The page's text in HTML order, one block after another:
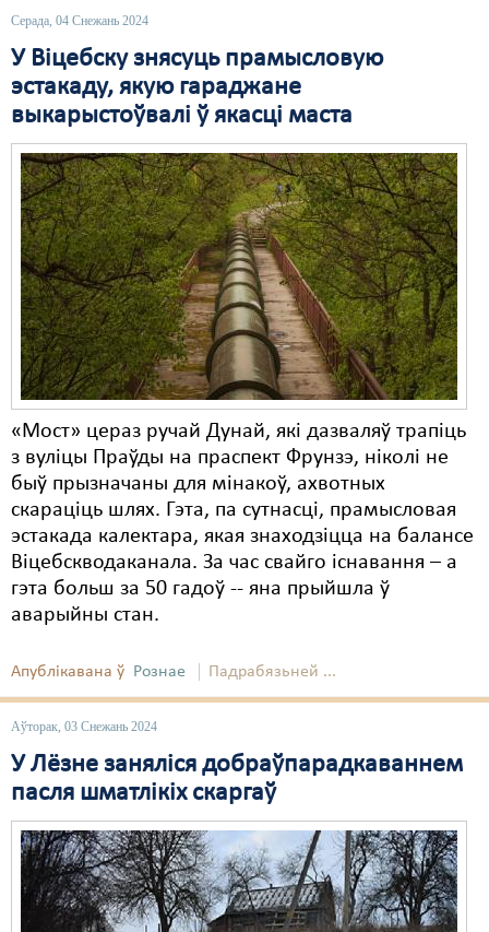
Серада, 04 Снежань 2024
У Віцебску знясуць прамысловую
эстакаду, якую гараджане
выкарыстоўвалі ў якасці маста
«Мост» цераз ручай Дунай, які дазваляў трапіць
з вуліцы Праўды на праспект Фрунзэ, ніколі не
быў прызначаны для мінакоў, ахвотных
скараціць шлях. Гэта, па сутнасці, прамысловая
эстакада калектара, якая знаходзіцца на балансе
Віцебскводаканала. За час свайго існавання – а
гэта больш за 50 гадоў -- яна прыйшла ў
аварыйны стан.
Апублікавана ў Рознае Падрабязьней ...
Аўторак, 03 Снежань 2024
У Лёзне заняліся добраўпарадкаваннем
пасля шматлікіх скаргаў
Свабода сумленьня
Суд
Сьмяротнае пакараньне
Экалёгія
Правы працоўных
Сацыяльныя правы